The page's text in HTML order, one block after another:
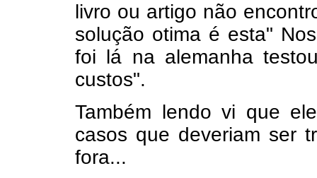
livro ou artigo não
solução otima é esta"
foi lá na alemanha
custos".
Também lendo vi que
casos que deveriam ser
fora...